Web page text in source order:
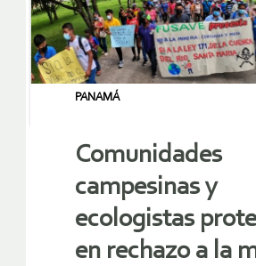
PANAMÁ
Comunidades
campesinas y
ecologistas
en rechazo a la